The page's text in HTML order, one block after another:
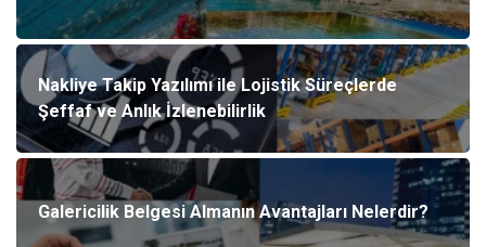
Nakliye Takip Yazılımı ile Lojistik Süreçlerde
Şeffaf ve Anlık İzlenebilirlik
Galericilik Belgesi Almanın Avantajları Nelerdir?